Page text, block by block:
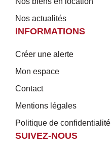
Nos actualités
INFORMATIONS
Créer une alerte
Mon espace
Contact
Mentions légales
Politique de confidentialité
SUIVEZ-NOUS